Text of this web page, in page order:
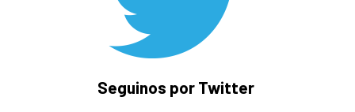
Seguinos por Twitter